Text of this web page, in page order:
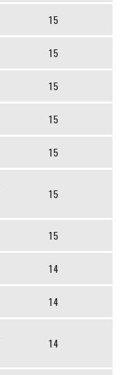
15
15
15
15
15
15
15
14
14
14